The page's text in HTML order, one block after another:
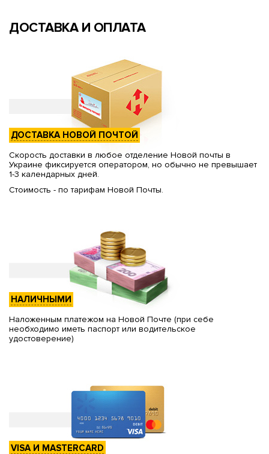
ДОСТАВКА И ОПЛАТА
ДОСТАВКА НОВОЙ ПОЧТОЙ
Скорость доставки в любое отделение Новой почты в
Украине фиксируется оператором, но обычно не превышает
1-3 календарных дней.
Стоимость - по тарифам Новой Почты.
НАЛИЧНЫМИ
Наложенным платежом на Новой Почте (при себе
необходимо иметь паспорт или водительское
удостоверение)
VISA И MASTERCARD